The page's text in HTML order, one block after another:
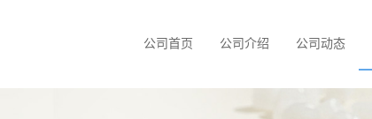
公司首页 公司介绍 公司动态